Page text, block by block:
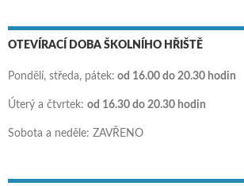
OTEVÍRACÍ DOBA ŠKOLNÍHO HŘIŠTĚ
Pondělí, středa, pátek: od 16.00 do 20.30 hodin
Úterý a čtvrtek: od 16.30 do 20.30 hodin
Sobota a neděle: ZAVŘENO